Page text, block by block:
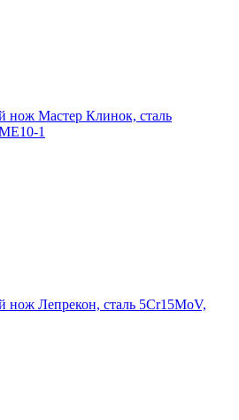
нож Мастер Клинок, сталь
1
нож Лепрекон, сталь 5Cr15MoV,